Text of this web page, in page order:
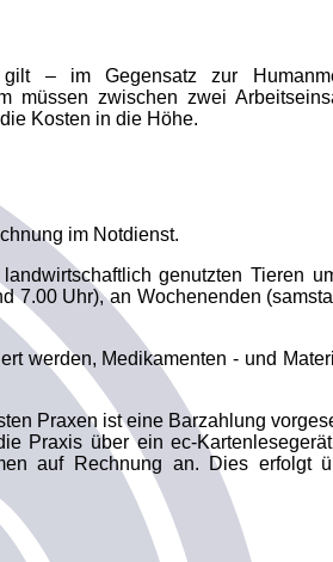
gilt – im Gegensatz zur
müssen zwischen zwei
Kosten in die Höhe.
im Notdienst.
genutzten Tieren
7.00 Uhr), an Wochenenden
werden, Medikamenten - und
Praxen ist eine Barzahlung
Praxis über ein ec-
auf Rechnung an. Dies erfolgt